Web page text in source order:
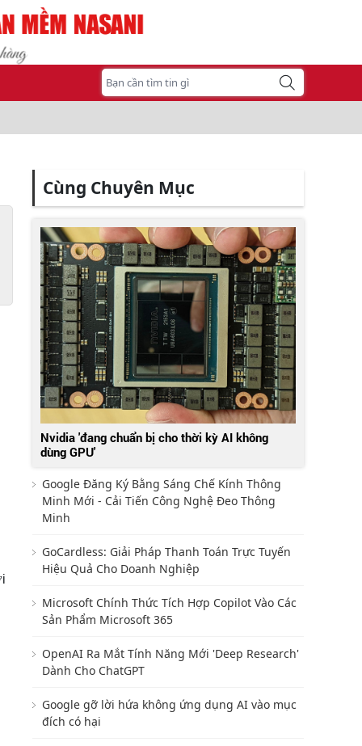
Cùng Chuyên Mục
Nvidia 'đang chuẩn bị cho thời kỳ AI không
dùng GPU'
Google Đăng Ký Bằng Sáng Chế Kính Thông
Minh Mới - Cải Tiến Công Nghệ Đeo Thông
Minh
GoCardless: Giải Pháp Thanh Toán Trực Tuyến
Hiệu Quả Cho Doanh Nghiệp
Microsoft Chính Thức Tích Hợp Copilot Vào Các
Sản Phẩm Microsoft 365
OpenAI Ra Mắt Tính Năng Mới 'Deep Research'
Dành Cho ChatGPT
Google gỡ lời hứa không ứng dụng AI vào mục
đích có hại